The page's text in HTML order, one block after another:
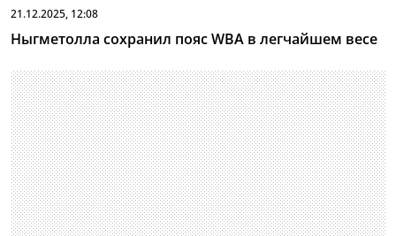
21.12.2025, 12:08
Ныгметолла сохранил пояс WBA в легчайшем весе